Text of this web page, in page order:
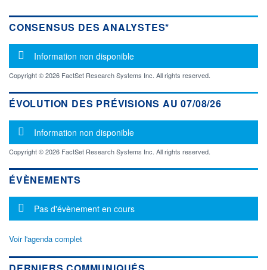
CONSENSUS DES ANALYSTES*
Message d'information
Information non disponible
Copyright © 2026 FactSet Research Systems Inc. All rights reserved.
ÉVOLUTION DES PRÉVISIONS AU 07/08/26
Message d'information
Information non disponible
Copyright © 2026 FactSet Research Systems Inc. All rights reserved.
ÉVÈNEMENTS
Message d'information
Pas d'évènement en cours
Voir l'agenda complet